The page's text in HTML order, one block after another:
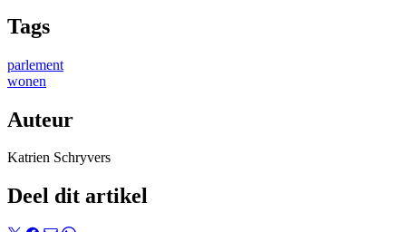
Tags
parlement
wonen
Auteur
Katrien Schryvers
Deel dit artikel